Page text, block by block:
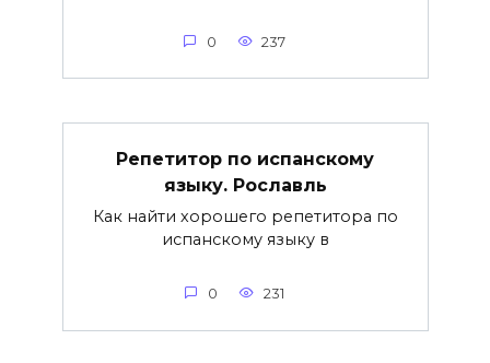
0 237
Репетитор по испанскому
языку. Рославль
Как найти хорошего репетитора по
испанскому языку в
0 231